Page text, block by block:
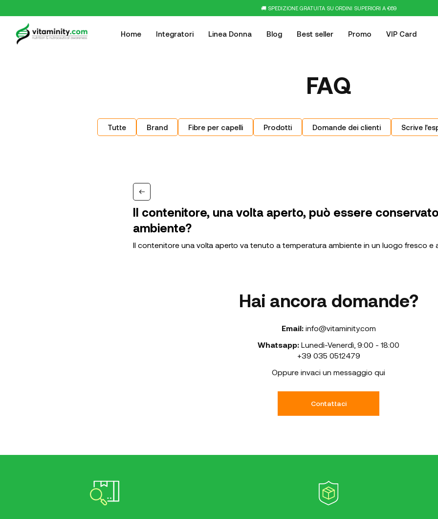
🚚 SPEDIZIONE GRATUITA SU ORDINI SUPERIORI A €69
Home Integratori Linea Donna Blog Best seller Promo VIP Card
FAQ
Tutte Brand Fibre per capelli Prodotti Domande dei clienti Scrive
Il contenitore, una volta aperto, può essere
ambiente?
Il contenitore una volta aperto va tenuto a temperatura ambiente in un luogo fresco e
Hai ancora domande?
Email: info@vitaminity.com
Whatsapp: Lunedì-Venerdì 9:00 - 18:00
+39 035 0512479
Oppure invaci un messaggio qui
Contattaci